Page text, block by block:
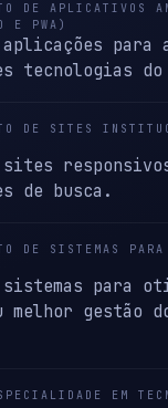
DE APLICATIVOS
E PWA)
aplicações
tecnologias do
DE SITES
sites
de busca.
DE SISTEMAS
sistemas para
melhor gestão
EM